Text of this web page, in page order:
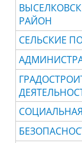
РАЙОН
СЕЛЬСКИЕ